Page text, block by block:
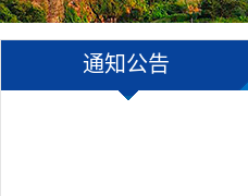
通知公告